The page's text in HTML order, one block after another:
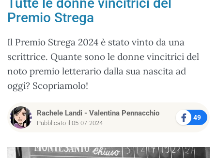
Premio Strega
Il Premio Strega 2024 è stato vinto da una
scrittrice. Quante sono le donne vincitrici del
noto premio letterario dalla sua nascita ad
oggi? Scopriamolo!
Rachele Landi - Valentina Pennacchio
Pubblicato il 05-07-2024
49